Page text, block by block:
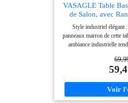
VASAGLE Table
de Salon, avec
Compartiments
Marron Camel
Style industriel élégant
panneaux marron de cette
ambiance industrielle
générale de votre
table polyvalente : Grâce
de manière fluide et
basse en bureau ou en